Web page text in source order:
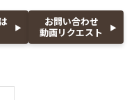
お問い合わせ
動画リクエスト